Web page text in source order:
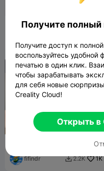
Милая гибкая лиса +
fifindr 2.2K 1K
Получите полный
Получите доступ к
воспользуйтесь удобной
печатью в один клик.
чтобы зарабатывать
для себя новые
Creality Cloud!
Открыть в